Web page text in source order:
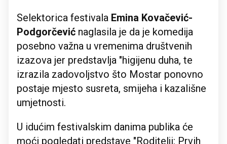
Selektorica festivala Emina Kovačević-
Podgorčević naglasila je da je komedija
posebno važna u vremenima društvenih
izazova jer predstavlja "higijenu duha, te
izrazila zadovoljstvo što Mostar ponovno
postaje mjesto susreta, smijeha i kazališne
umjetnosti.
U idućim festivalskim danima publika će
moći pogledati predstave "Roditelji: Prvih